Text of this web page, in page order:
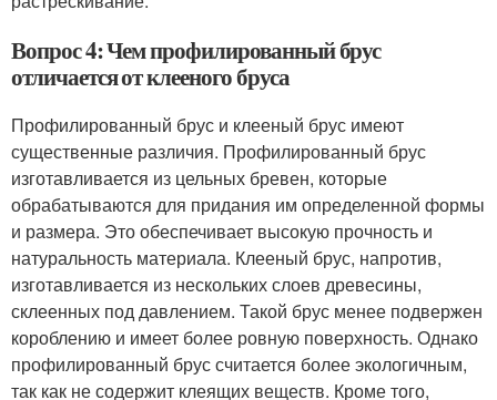
Вопрос 4: Чем профилированный брус
отличается от клееного бруса
Профилированный брус и клееный брус имеют
существенные различия. Профилированный брус
изготавливается из цельных бревен, которые
обрабатываются для придания им определенной формы
и размера. Это обеспечивает высокую прочность и
натуральность материала. Клееный брус, напротив,
изготавливается из нескольких слоев древесины,
склеенных под давлением. Такой брус менее подвержен
короблению и имеет более ровную поверхность. Однако
профилированный брус считается более экологичным,
так как не содержит клеящих веществ. Кроме того,